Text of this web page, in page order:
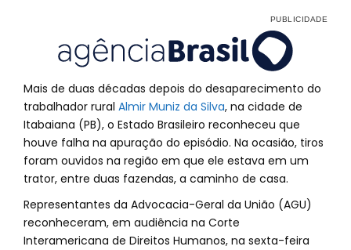
Mais de duas décadas depois do desaparecimento do
trabalhador rural Almir Muniz da Silva, na cidade de
Itabaiana (PB), o Estado Brasileiro reconheceu que
houve falha na apuração do episódio. Na ocasião, tiros
foram ouvidos na região em que ele estava em um
trator, entre duas fazendas, a caminho de casa.
Representantes da Advocacia-Geral da União (AGU)
reconheceram, em audiência na Corte
Interamericana de Direitos Humanos, na sexta-feira